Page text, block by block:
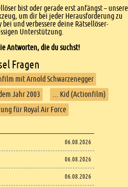
bist oder gerade erst anfängst – unsere
um dir bei jeder Herausforderung zu
und verbessere deine Rätsellöser-
Unterstützung.
Antworten, die du suchst!
Fragen
mit Arnold Schwarzenegger
Jahr 2003
... Kid (Actionfilm)
für Royal Air Force
06.08.2026
06.08.2026
06.08.2026